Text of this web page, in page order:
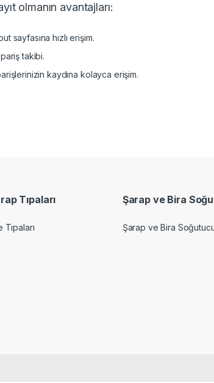
olmanın avantajları:
sayfasına hızlı erişim.
takibi.
kaydına kolayca erişim.
Tıpaları
Tıpaları
Şarap ve Bira
Şarap ve Bira